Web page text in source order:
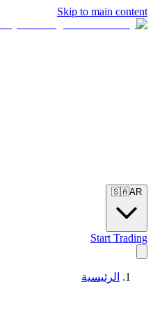
Skip to main content
🇸🇦AR
Start Trading
الرئيسية